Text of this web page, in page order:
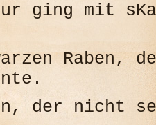
ging mit
Raben,
der nicht